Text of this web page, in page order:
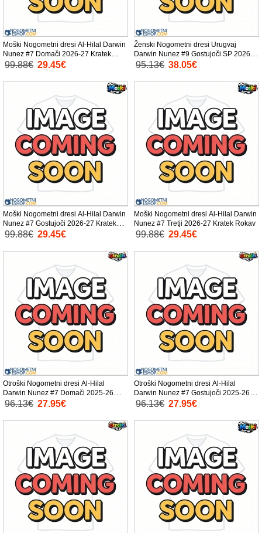
Moški Nogometni dresi Al-Hilal Darwin
Nunez #7 Domači 2026-27 Kratek
Rokav
99.88€ 29.45€
Ženski Nogometni dresi Urugvaj
Darwin Nunez #9 Gostujoči SP 2026
Kratek Rokav
95.13€ 38.05€
Moški Nogometni dresi Al-Hilal Darwin
Nunez #7 Gostujoči 2026-27 Kratek
Rokav
99.88€ 29.45€
Moški Nogometni dresi Al-Hilal Darwin
Nunez #7 Tretji 2026-27 Kratek Rokav
99.88€ 29.45€
Otroški Nogometni dresi Al-Hilal
Darwin Nunez #7 Domači 2025-26
Kratek Rokav (+ Kratke hlače)
96.13€ 27.95€
Otroški Nogometni dresi Al-Hilal
Darwin Nunez #7 Gostujoči 2025-26
Kratek Rokav (+ Kratke hlače)
96.13€ 27.95€